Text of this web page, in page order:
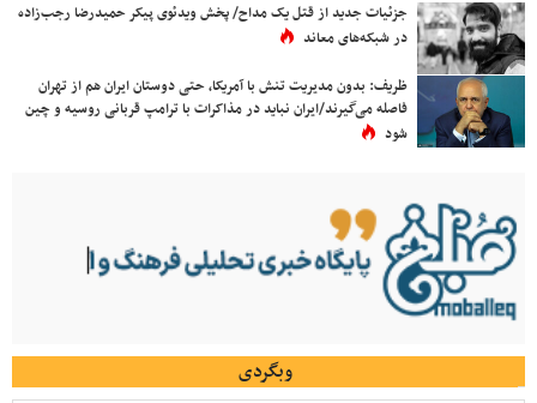
جزئیات جدید از قتل یک مداح/ پخش ویدئوی پیکر حمیدرضا رجب‌زاده
در شبکه‌های معاند
ظریف: بدون مدیریت تنش با آمریکا، حتی دوستان ایران هم از تهران
فاصله می‌گیرند/ایران نباید در مذاکرات با ترامپ قربانی روسیه و چین
شود
وبگردی